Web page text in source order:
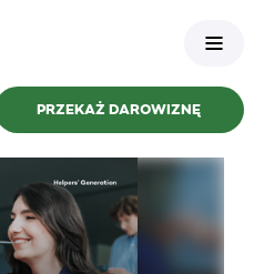
PRZEKAŻ DAROWIZNĘ